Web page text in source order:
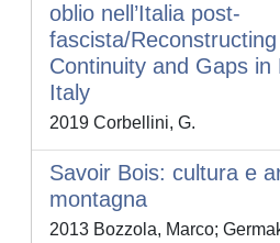
oblio nell’Italia post-
fascista/
Continuity and Gaps in
Italy
2019 Corbellini, G.
Savoir Bois: cultura e
montagna
2013 Bozzola, Marco;